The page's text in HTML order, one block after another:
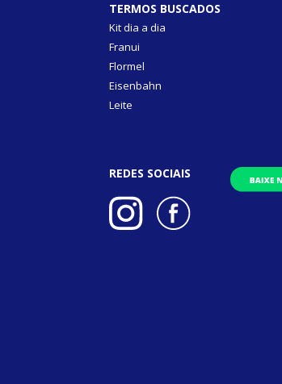
TERMOS BUSCADOS
Kit dia a dia
Franui
Flormel
Eisenbahn
Leite
REDES SOCIAIS